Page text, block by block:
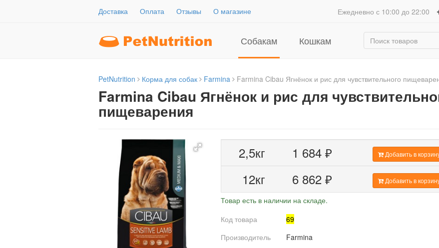
Доставка Оплата Отзывы О магазине Ежедневно с 10:00 до 22:00
Собакам Кошкам
PetNutrition Корма для собак Farmina Farmina Cibau Ягнёнок и рис для чувствительного
Farmina Cibau Ягнёнок и рис для
пищеварения
2,5кг 1 684 ₽ Добавить в
12кг 6 862 ₽ Добавить в
Товар есть в наличии на складе.
Код товара
69
Производитель
Farmina